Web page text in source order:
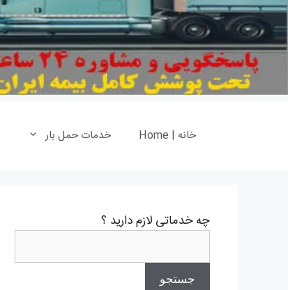
خانه | Home خدمات حمل بار
چه خدماتی لازم دارید ؟
جستجو